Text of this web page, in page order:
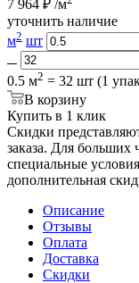
7 964 ₽ /м
уточнить наличие
м2 шт
0.5 м2 = 32 шт (1
В корзину
Купить в 1 клик
Скидки
заказа. Для больших
специальные
дополнительная
Описание
Отзывы
Оплата
Доставка
Скидки